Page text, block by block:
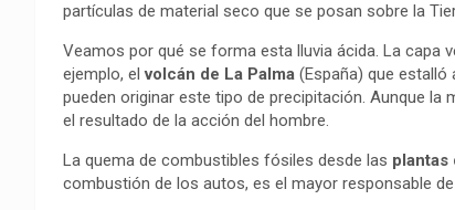
partículas de material seco que se posan sobre la
Veamos por qué se forma esta lluvia ácida. La capa
ejemplo, elvolcán de La Palma (España) que
pueden originar este tipo de precipitación. Aunque la
el resultado de la acción del hombre.
La quema de combustibles fósiles desde las plantas
combustión de los autos, es el mayor responsable